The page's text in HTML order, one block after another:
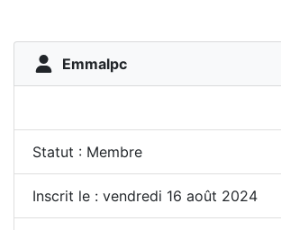
Emmalpc
Statut : Membre
Inscrit le : vendredi 16 août 2024